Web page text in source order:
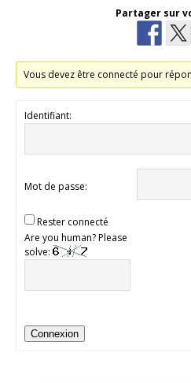
Partager sur
Vous devez être connecté pour
Identifiant:
Mot de passe:
Rester connecté
Are you human? Please
solve:
Connexion